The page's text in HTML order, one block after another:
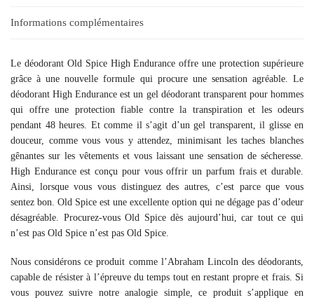
Informations complémentaires
Le déodorant Old Spice High Endurance offre une protection supérieure
grâce à une nouvelle formule qui procure une sensation agréable. Le
déodorant High Endurance est un gel déodorant transparent pour hommes
qui offre une protection fiable contre la transpiration et les odeurs
pendant 48 heures. Et comme il s’agit d’un gel transparent, il glisse en
douceur, comme vous vous y attendez, minimisant les taches blanches
gênantes sur les vêtements et vous laissant une sensation de sécheresse.
High Endurance est conçu pour vous offrir un parfum frais et durable.
Ainsi, lorsque vous vous distinguez des autres, c’est parce que vous
sentez bon. Old Spice est une excellente option qui ne dégage pas d’odeur
désagréable. Procurez-vous Old Spice dès aujourd’hui, car tout ce qui
n’est pas Old Spice n’est pas Old Spice.
Nous considérons ce produit comme l’Abraham Lincoln des déodorants,
capable de résister à l’épreuve du temps tout en restant propre et frais. Si
vous pouvez suivre notre analogie simple, ce produit s’applique en